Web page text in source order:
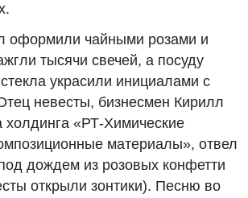
оформили чайными розами и
тысячи свечей, а посуду
украсили инициалами с
невесты, бизнесмен Кирилл
холдинга «РТ-Химические
материалы», отвел
дождем из розовых конфетти
открыли зонтики). Песню во